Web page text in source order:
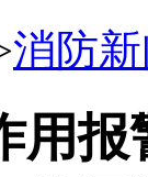
消防
用